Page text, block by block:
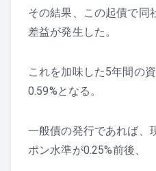
その結果、この起債で同
差益が発生した。
これを加味した5年間の
0.59%となる。
一般債の発行であれば
ポン水準が0.25%前後、